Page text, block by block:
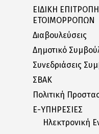
ΕΙΔΙΚΗ
ΕΤΟΙΜΟΡΡΟΠΩΝ
Διαβουλεύσεις
Δημοτικό
Συνεδριάσεις
ΣΒΑΚ
Πολιτική
E-ΥΠΗΡΕΣΙΕΣ
Ηλεκτρονική